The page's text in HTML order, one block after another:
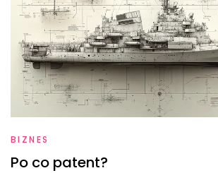
BIZNES
Po co patent?